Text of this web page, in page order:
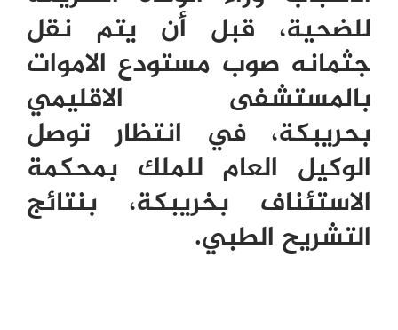
للضحية، قبل أن يتم نقل
جثمانه صوب مستودع الاموات
بالمستشفى الاقليمي
بحريبكة، في انتظار توصل
الوكيل العام للملك بمحكمة
الاستئناف بخريبكة، بنتائج
التشريح الطبي.